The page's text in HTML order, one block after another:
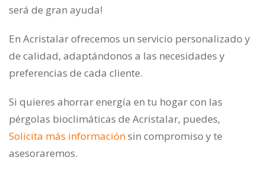
será de gran ayuda!
En Acristalarofrecemos un servicio personalizado y
de calidad, adaptándonos a las necesidades y
preferencias de cada cliente.
Si quieres ahorrar energía en tu hogar con las
pérgolas bioclimáticas de Acristalar, puedes,
Solicita más informaciónsin compromiso y te
asesoraremos.